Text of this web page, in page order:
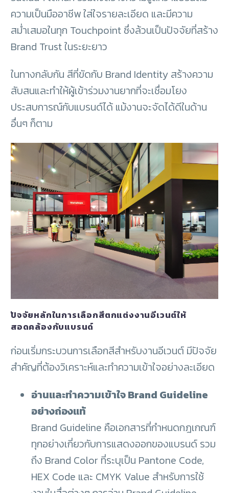
ความเป็นมืออาชีพ ใส่ใจรายละเอียด และมีความ
สม่ำเสมอในทุก Touchpoint ซึ่งล้วนเป็นปัจจัยที่สร้าง
Brand Trust ในระยะยาว
ในทางกลับกัน สีที่ขัดกับ Brand Identity สร้างความ
สับสนและทำให้ผู้เข้าร่วมงานยากที่จะเชื่อมโยง
ประสบการณ์กับแบรนด์ได้ แม้งานจะจัดได้ดีในด้าน
อื่นๆ ก็ตาม
ปัจจัยหลักในการเลือกสีตกแต่งงานอีเวนต์ให้
สอดคล้องกับแบรนด์
ก่อนเริ่มกระบวนการเลือกสีสำหรับงานอีเวนต์ มีปัจจัย
สำคัญที่ต้องวิเคราะห์และทำความเข้าใจอย่างละเอียด
อ่านและทำความเข้าใจ Brand Guideline
อย่างถ่องแท้
Brand Guideline คือเอกสารที่กำหนดกฎเกณฑ์
ทุกอย่างเกี่ยวกับการแสดงออกของแบรนด์ รวม
ถึง Brand Color ที่ระบุเป็น Pantone Code,
HEX Code และ CMYK Value สำหรับการใช้